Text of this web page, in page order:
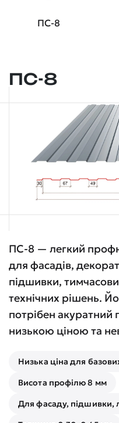
ПС-8
ПС-8
ПС-8 — легкий
для фасадів,
підшивки,
технічних рішень.
потрібен акуратний
низькою ціною та
Низька ціна для
Висота профілю 8 мм
Для фасаду, підшивки,